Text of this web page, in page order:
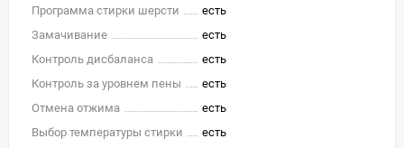
Программа стирки шерсти
есть
Замачивание
есть
Контроль дисбаланса
есть
Контроль за уровнем пены
есть
Отмена отжима
есть
Выбор температуры стирки
есть